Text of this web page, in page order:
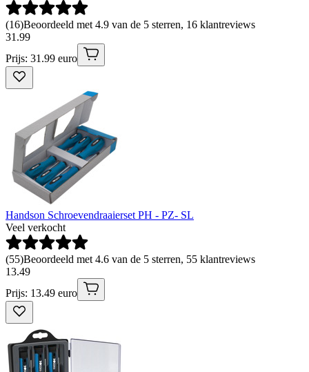
(16)Beoordeeld met 4.9 van de 5 sterren, 16 klantreviews
31 .99
Prijs: 31.99 euro
Handson Schroevendraaierset PH - PZ- SL
Veel verkocht
(55)Beoordeeld met 4.6 van de 5 sterren, 55 klantreviews
13.49
Prijs: 13.49 euro